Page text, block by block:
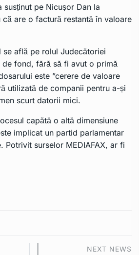
susținut pe Nicușor Dan la
că are o factură restantă în valoare
se află pe rolul Judecătoriei
de fond, fără să fi avut o primă
este ”cerere de valoare
utilizată de companii pentru a-și
scurt datorii mici.
capătă o altă dimensiune
implicat un partid parlamentar
Potrivit surselor MEDIAFAX, ar fi
NEXT NEWS